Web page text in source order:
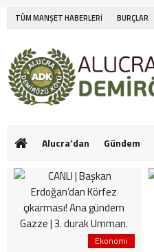
TÜM MANŞET HABERLERİ BURÇLAR
Alucra’dan Gündem
Ekonomi